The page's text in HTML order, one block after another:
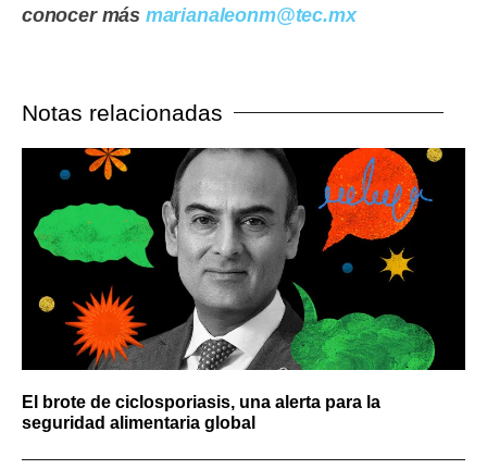
conocer más marianaleonm@tec.mx
Notas relacionadas
El brote de ciclosporiasis, una alerta para la
seguridad alimentaria global